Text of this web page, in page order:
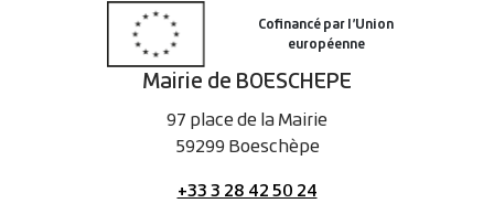
Mairie de BOESCHEPE
97 place de la Mairie
59299 Boeschèpe
+33 3 28 42 50 24